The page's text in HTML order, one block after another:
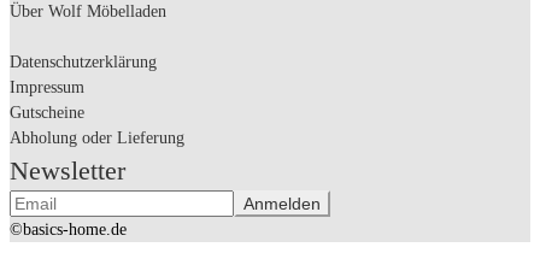
Über Wolf Möbelladen
Datenschutzerklärung
Impressum
Gutscheine
Abholung oder Lieferung
Newsletter
©basics-home.de